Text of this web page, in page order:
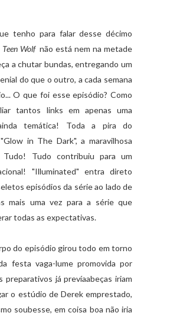
tenho para falar desse décimo
Teen Wolf não está nem na metade
a chutar bundas, entregando um
do que o outro, a cada semana
O que foi esse episódio? Como
tantos links em apenas uma
temática! Toda a pira do
in The Dark", a maravilhosa
Tudo! Tudo contribuiu para um
"Illuminated" entra direto
episódios da série ao lado de
mais uma vez para a série que
todas as expectativas.
do episódio girou todo em torno
festa vaga-lume promovida por
preparativos já prevíaabeças iriam
o estúdio de Derek emprestado,
soubesse, em coisa boa não iria